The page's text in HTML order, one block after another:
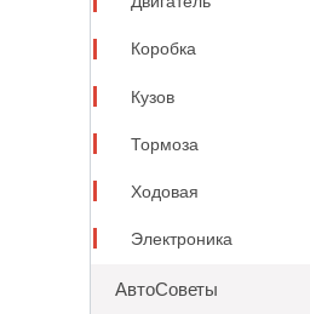
Коробка
Кузов
Тормоза
Ходовая
Электроника
АвтоСоветы